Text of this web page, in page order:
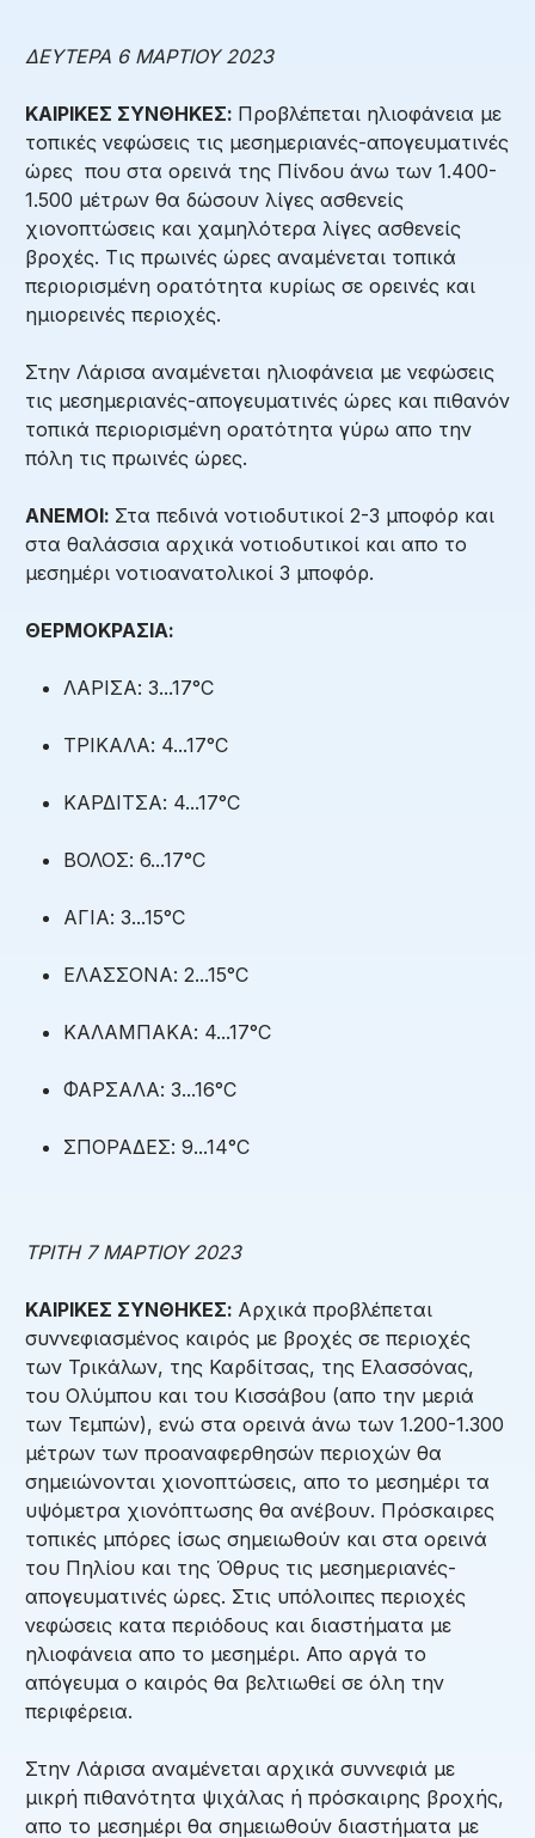
ΔΕΥΤΕΡΑ 6 ΜΑΡΤΙΟΥ 2023
ΚΑΙΡΙΚΕΣ ΣΥΝΘΗΚΕΣ: Προβλέπεται ηλιοφάνεια με
τοπικές νεφώσεις τις μεσημεριανές-απογευματινές
ώρες που στα ορεινά της Πίνδου άνω των 1.400-
1.500 μέτρων θα δώσουν λίγες ασθενείς
χιονοπτώσεις και χαμηλότερα λίγες ασθενείς
βροχές. Τις πρωινές ώρες αναμένεται τοπικά
περιορισμένη ορατότητα κυρίως σε ορεινές και
ημιορεινές περιοχές.
Στην Λάρισα αναμένεται ηλιοφάνεια με νεφώσεις
τις μεσημεριανές-απογευματινές ώρες και πιθανόν
τοπικά περιορισμένη ορατότητα γύρω απο την
πόλη τις πρωινές ώρες.
ΑΝΕΜΟΙ: Στα πεδινά νοτιοδυτικοί 2-3 μποφόρ και
στα θαλάσσια αρχικά νοτιοδυτικοί και απο το
μεσημέρι νοτιοανατολικοί 3 μποφόρ.
ΘΕΡΜΟΚΡΑΣΙΑ:
ΛΑΡΙΣΑ: 3...17°C
ΤΡΙΚΑΛΑ: 4...17°C
ΚΑΡΔΙΤΣΑ: 4...17°C
ΒΟΛΟΣ: 6...17°C
ΑΓΙΑ: 3...15°C
ΕΛΑΣΣΟΝΑ: 2...15°C
ΚΑΛΑΜΠΑΚΑ: 4...17°C
ΦΑΡΣΑΛΑ: 3...16°C
ΣΠΟΡΑΔΕΣ: 9...14°C
ΤΡΙΤΗ 7 ΜΑΡΤΙΟΥ 2023
ΚΑΙΡΙΚΕΣ ΣΥΝΘΗΚΕΣ: Αρχικά προβλέπεται
συννεφιασμένος καιρός με βροχές σε περιοχές
των Τρικάλων, της Καρδίτσας, της Ελασσόνας,
του Ολύμπου και του Κισσάβου (απο την μεριά
των Τεμπών), ενώ στα ορεινά άνω των 1.200-1.300
μέτρων των προαναφερθησών περιοχών θα
σημειώνονται χιονοπτώσεις, απο το μεσημέρι τα
υψόμετρα χιονόπτωσης θα ανέβουν. Πρόσκαιρες
τοπικές μπόρες ίσως σημειωθούν και στα ορεινά
του Πηλίου και της Όθρυς τις μεσημεριανές-
απογευματινές ώρες. Στις υπόλοιπες περιοχές
νεφώσεις κατα περιόδους και διαστήματα με
ηλιοφάνεια απο το μεσημέρι. Απο αργά το
απόγευμα ο καιρός θα βελτιωθεί σε όλη την
περιφέρεια.
Στην Λάρισα αναμένεται αρχικά συννεφιά με
μικρή πιθανότητα ψιχάλας ή πρόσκαιρης βροχής,
απο το μεσημέρι θα σημειωθούν διαστήματα με